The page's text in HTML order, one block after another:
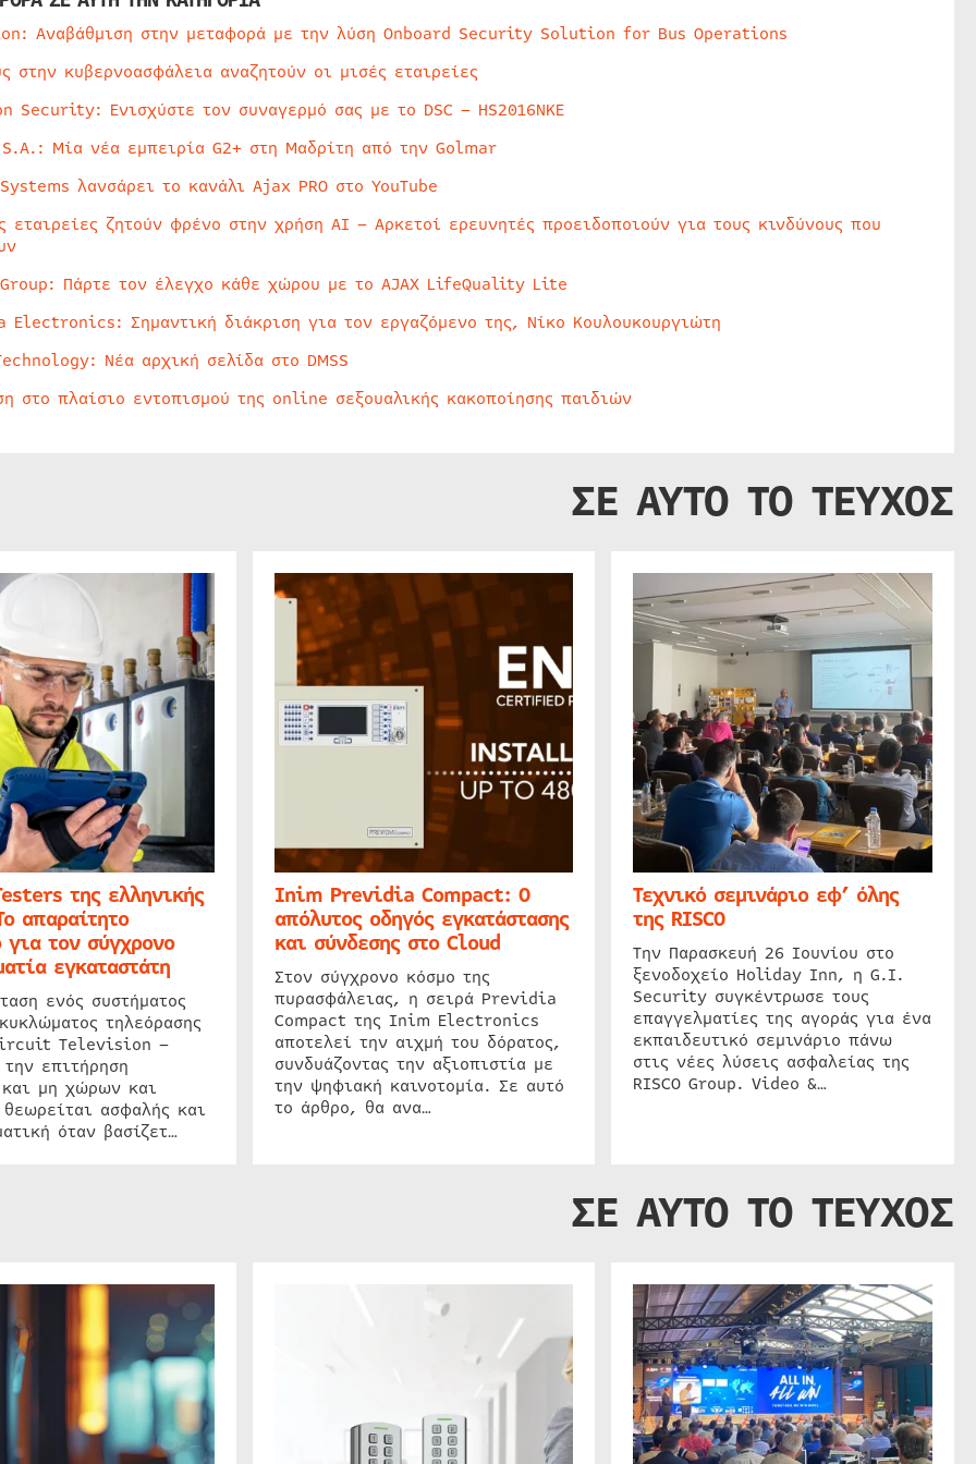
Αναβάθμιση στην μεταφορά με την λύση Onboard Security Solution for Bus Operations
στην κυβερνοασφάλεια αναζητούν οι μισές εταιρείες
Security: Ενισχύστε τον συναγερμό σας με το DSC – HS2016NKE
Μία νέα εμπειρία G2+ στη Μαδρίτη από την Golmar
λανσάρει το κανάλι Ajax PRO στο YouTube
εταιρείες ζητούν φρένο στην χρήση AI – Αρκετοί ερευνητές προειδοποιούν για τους κινδύνους που
Group: Πάρτε τον έλεγχο κάθε χώρου με το AJAX LifeQuality Lite
Electronics: Σημαντική διάκριση για τον εργαζόμενο της, Νίκο Κουλουκουργιώτη
Νέα αρχική σελίδα στο DMSS
στο πλαίσιο εντοπισμού της online σεξουαλικής κακοποίησης παιδιών
ΣΕ ΑΥΤΟ ΤΟ ΤΕΥΧΟΣ
της ελληνικής
απαραίτητο
για τον σύγχρονο
εγκαταστάτη
ενός συστήματος
τηλεόρασης
Television –
την επιτήρηση
μη χώρων και
ασφαλής και
όταν βασίζετ…
Inim Previdia Compact: Ο
απόλυτος οδηγός εγκατάστασης
και σύνδεσης στο Cloud
Στον σύγχρονο κόσμο της
πυρασφάλειας, η σειρά Previdia
Compact της Inim Electronics
αποτελεί την αιχμή του δόρατος,
συνδυάζοντας την αξιοπιστία με
την ψηφιακή καινοτομία. Σε αυτό
το άρθρο, θα ανα…
Τεχνικό σεμινάριο εφ’ όλης
της RISCO
Την Παρασκευή 26 Ιουνίου στο
ξενοδοχείο Holiday Inn, η G.I.
Security συγκέντρωσε τους
επαγγελματίες της αγοράς για ένα
εκπαιδευτικό σεμινάριο πάνω
στις νέες λύσεις ασφαλείας της
RISCO Group. Video &…
ΣΕ ΑΥΤΟ ΤΟ ΤΕΥΧΟΣ